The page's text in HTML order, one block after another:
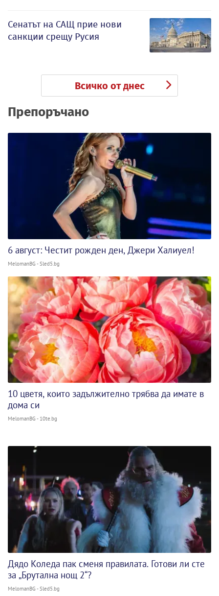
Сенатът на САЩ прие нови
санкции срещу Русия
Всичко от днес
Препоръчано
6 август: Честит рожден ден, Джери Халиуел!
MelomanBG - Sled5.bg
10 цветя, които задължително трябва да имате в
дома си
MelomanBG - 10te.bg
Дядо Коледа пак сменя правилата. Готови ли сте
за „Брутална нощ 2“?
MelomanBG - Sled5.bg